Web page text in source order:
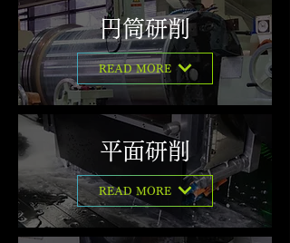
READ MORE
円筒研削
READ MORE
平面研削